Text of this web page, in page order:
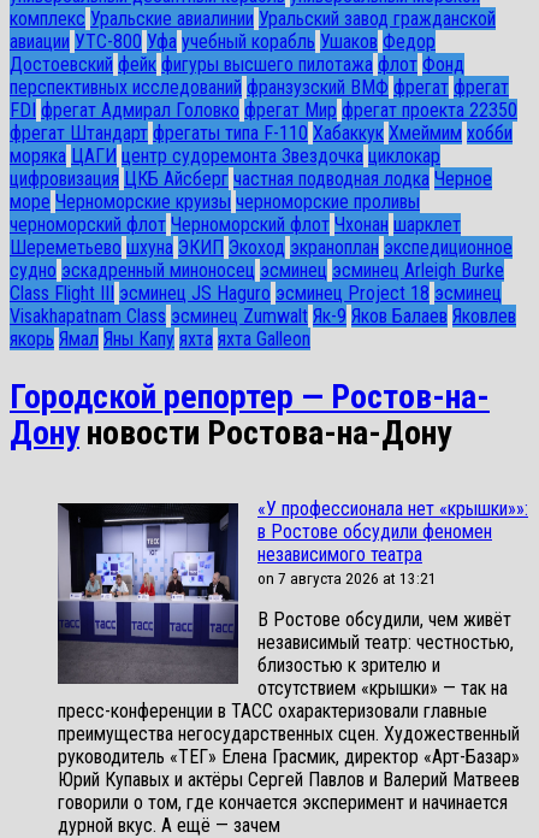
комплекс Уральские авиалинии Уральский завод гражданской
авиации УТС-800 Уфа учебный корабль Ушаков Федор
Достоевский фейк фигуры высшего пилотажа флот Фонд
перспективных исследований франзузский ВМФ фрегат фрегат
FDI фрегат Адмирал Головко фрегат Мир фрегат проекта 22350
фрегат Штандарт фрегаты типа F-110 Хабаккук Хмеймим хобби
моряка ЦАГИ центр судоремонта Звездочка циклокар
цифровизация ЦКБ Айсберг частная подводная лодка Черное
море Черноморские круизы черноморские проливы
черноморский флот Черноморский флот Чхонан шарклет
Шереметьево шхуна ЭКИП Экоход экраноплан экспедиционное
судно эскадренный миноносец эсминец эсминец Arleigh Burke
Class Flight III
эсминец JS Haguro эсминец Project 18 эсминец
Visakhapatnam Class эсминец Zumwalt Як-9 Яков Балаев Яковлев
якорь Ямал Яны Капу яхта яхта Galleon
Городской репортер — Ростов-на-
Дону новости Ростова-на-Дону
«У профессионала нет «крышки»»:
в Ростове обсудили феномен
независимого театра
on 7 августа 2026 at 13:21
В Ростове обсудили, чем живёт
независимый театр: честностью,
близостью к зрителю и
отсутствием «крышки» — так на
пресс-конференции в ТАСС охарактеризовали главные
преимущества негосударственных сцен. Художественный
руководитель «ТЕГ» Елена Грасмик, директор «Арт-Базар»
Юрий Купавых и актёры Сергей Павлов и Валерий Матвеев
говорили о том, где кончается эксперимент и начинается
дурной вкус. А ещё — зачем